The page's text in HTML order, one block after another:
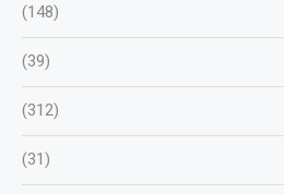
(148)
(39)
(312)
(31)